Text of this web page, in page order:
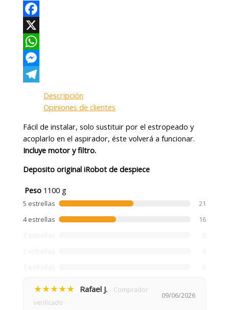
Facebook
X
WhatsApp
Messenger
Descripción
Opiniones de clientes
Fácil de instalar, solo sustituir por el estropeado y
acoplarlo en el aspirador, éste volverá a funcionar.
Incluye motor y filtro.
Deposito original iRobot de despiece
Peso 1100 g
5 estrellas
21
4 estrellas
16
★★★★★ Rafael J. - Comprador
verificado
09/06/2026